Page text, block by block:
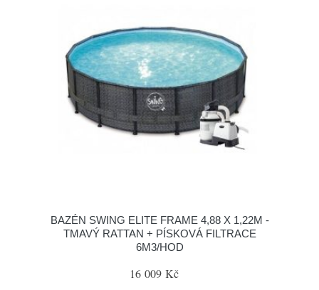
BAZÉN SWING ELITE FRAME 4,88 X 1,22M -
TMAVÝ RATTAN + PÍSKOVÁ FILTRACE
6M3/HOD
16 009 Kč